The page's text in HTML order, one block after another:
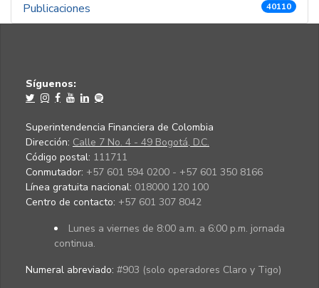
Publicaciones 40110
Síguenos:
Superintendencia Financiera de Colombia
Dirección: Calle 7 No. 4 - 49 Bogotá, D.C.
Código postal: 111711
Conmutador: +57 601 594 0200 - +57 601 350 8166
Línea gratuita nacional: 018000 120 100
Centro de contacto: +57 601 307 8042
Lunes a viernes de 8:00 a.m. a 6:00 p.m. jornada
continua.
Numeral abreviado: #903 (solo operadores Claro y Tigo)